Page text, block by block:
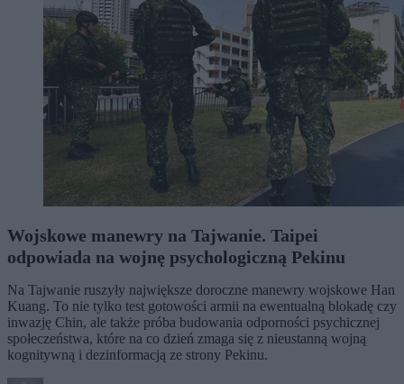
Wojskowe manewry na Tajwanie. Taipei
odpowiada na wojnę psychologiczną Pekinu
Na Tajwanie ruszyły największe doroczne manewry wojskowe Han
Kuang. To nie tylko test gotowości armii na ewentualną blokadę czy
inwazję Chin, ale także próba budowania odporności psychicznej
społeczeństwa, które na co dzień zmaga się z nieustanną wojną
kognitywną i dezinformacją ze strony Pekinu.